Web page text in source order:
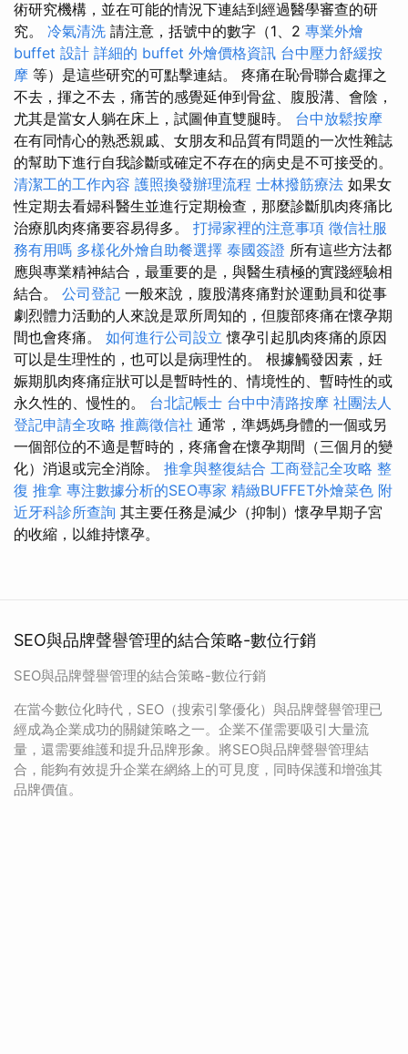
術研究機構，並在可能的情況下連結到經過醫學審查的研
究。 冷氣清洗 請注意，括號中的數字（1、2 專業外燴
buffet 設計 詳細的 buffet 外燴價格資訊 台中壓力舒緩按
摩 等）是這些研究的可點擊連結。 疼痛在恥骨聯合處揮之
不去，揮之不去，痛苦的感覺延伸到骨盆、腹股溝、會陰，
尤其是當女人躺在床上，試圖伸直雙腿時。 台中放鬆按摩
在有同情心的熟悉親戚、女朋友和品質有問題的一次性雜誌
的幫助下進行自我診斷或確定不存在的病史是不可接受的。
清潔工的工作內容 護照換發辦理流程 士林撥筋療法 如果女
性定期去看婦科醫生並進行定期檢查，那麼診斷肌肉疼痛比
治療肌肉疼痛要容易得多。 打掃家裡的注意事項 徵信社服
務有用嗎 多樣化外燴自助餐選擇 泰國簽證 所有這些方法都
應與專業精神結合，最重要的是，與醫生積極的實踐經驗相
結合。 公司登記 一般來說，腹股溝疼痛對於運動員和從事
劇烈體力活動的人來說是眾所周知的，但腹部疼痛在懷孕期
間也會疼痛。 如何進行公司設立 懷孕引起肌肉疼痛的原因
可以是生理性的，也可以是病理性的。 根據觸發因素，妊
娠期肌肉疼痛症狀可以是暫時性的、情境性的、暫時性的或
永久性的、慢性的。 台北記帳士 台中中清路按摩 社團法人
登記申請全攻略 推薦徵信社 通常，準媽媽身體的一個或另
一個部位的不適是暫時的，疼痛會在懷孕期間（三個月的變
化）消退或完全消除。 推拿與整復結合 工商登記全攻略 整
復 推拿 專注數據分析的SEO專家 精緻BUFFET外燴菜色 附
近牙科診所查詢 其主要任務是減少（抑制）懷孕早期子宮
的收縮，以維持懷孕。
SEO與品牌聲譽管理的結合策略-數位行銷
SEO與品牌聲譽管理的結合策略-數位行銷
在當今數位化時代，SEO（搜索引擎優化）與品牌聲譽管理已
經成為企業成功的關鍵策略之一。企業不僅需要吸引大量流
量，還需要維護和提升品牌形象。將SEO與品牌聲譽管理結
合，能夠有效提升企業在網絡上的可見度，同時保護和增強其
品牌價值。